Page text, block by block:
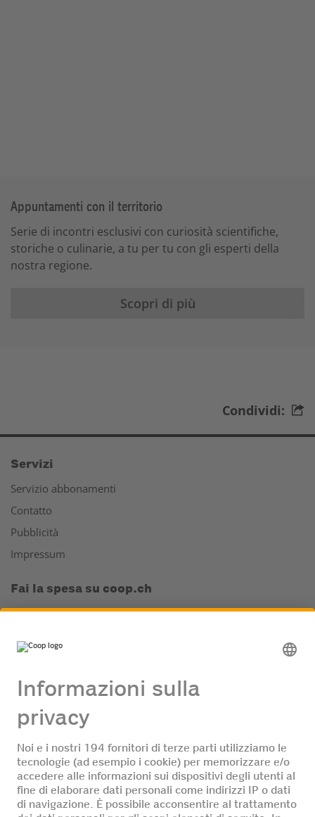
Appuntamenti con il territorio
Serie di incontri esclusivi con curiosità scientifiche,
storiche o culinarie, a tu per tu con gli esperti della
nostra regione.
Scopri di più
Condividi:
Servizi
Servizio abbonamenti
Contatto
Pubblicità
Impressum
Fai la spesa su coop.ch
Il tuo supermercato online
App Coop
Supercard e Club
Supercard
Hello Family
Azienda